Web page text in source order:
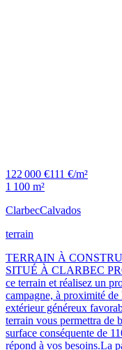
122 000 €111 €/m²
1 100 m²
ClarbecCalvados
terrain
TERRAIN À
SITUÉ À CLARBEC
ce terrain et réalisez un
campagne, à proximité
extérieur généreux
terrain vous permettra de
surface conséquente de
répond à vos besoins.La